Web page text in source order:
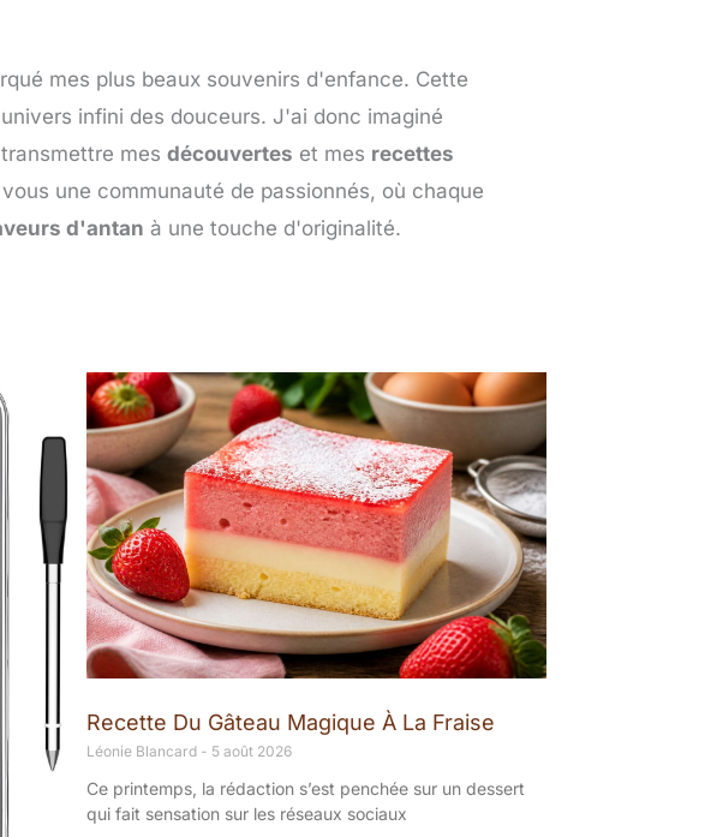
mes plus beaux souvenirs d'enfance. Cette
infini des douceurs. J'ai donc imaginé
mes découvertes et mes recettes
une communauté de passionnés, où chaque
d'antan à une touche d'originalité.
Recette Du Gâteau Magique À La Fraise
Léonie Blancard 5 août 2026
Ce printemps, la rédaction s’est penchée sur un dessert
qui fait sensation sur les réseaux sociaux